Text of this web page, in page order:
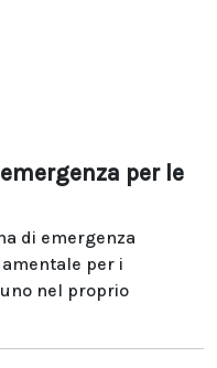
per le
di emergenza
per i
nel proprio